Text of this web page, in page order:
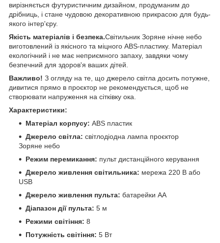
вирізняється футуристичним дизайном, продуманим до
дрібниць, і стане чудовою декоративною прикрасою для будь-
якого інтер'єру.
Якість матеріалів і безпека.Світильник Зоряне нічне небо
виготовлений із якісного та міцного ABS-пластику. Матеріал
екологічний і не має неприємного запаху, завдяки чому
безпечний для здоров'я ваших дітей.
Важливо! З огляду на те, що джерело світла досить потужне,
дивитися прямо в проєктор не рекомендується, щоб не
створювати напруження на сітківку ока.
Характеристики:
Матеріал корпусу: ABS пластик
Джерело світла: світлодіодна лампа проєктор
Зоряне небо
Режим перемикання: пульт дистанційного керування
Джерело живлення світильника: мережа 220 В або
USB
Джерело живлення пульта: батарейки АА
Діапазон дії пульта: 5 м
Режими світіння: 8
Потужність світіння: 5 Вт